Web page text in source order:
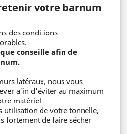
votre barnum
des conditions
conseillé afin de
latéraux, nous vous
afin d'éviter au maximum
matériel.
utilisation de votre tonnelle,
fortement de faire sécher